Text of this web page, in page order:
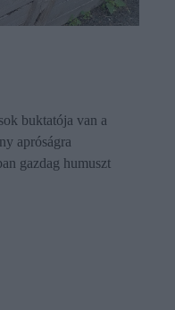
buktatója van a
apróságra
gazdag humuszt